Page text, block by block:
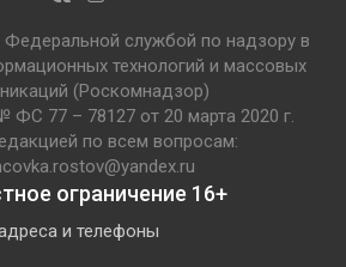
Федеральной службой по надзору в
технологий и массовых
(Роскомнадзор)
77 – 78127 от 20 марта 2020 г.
по всем вопросам:
ограничение 16+
и телефоны